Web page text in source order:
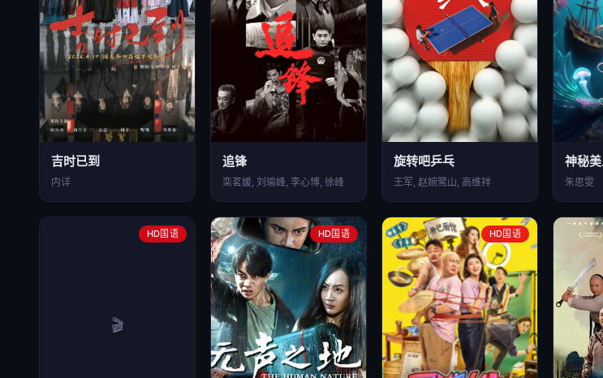
吉时已到
内详
追锋
栾茗媛, 刘瑜峰, 李心博, 徐峰
旋转吧乒乓
王军, 赵婉鹭山, 高维祥
神秘
朱思雯
HD国语 HD国语 HD国语